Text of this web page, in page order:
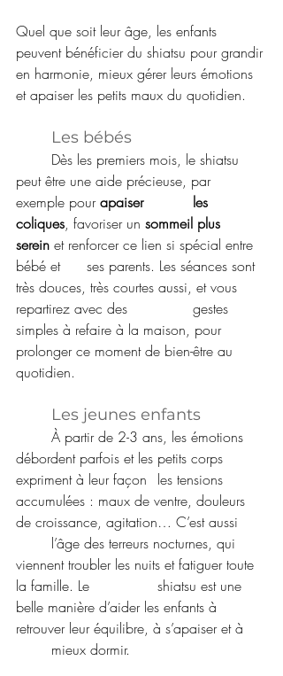
Quel que soit leur âge, les enfants
peuvent bénéficier du shiatsu pour grandir
en harmonie, mieux gérer leurs émotions
et apaiser les petits maux du quotidien.
	Les bébés
peut être une aide précieuse, par
exemple pour apaiser 		les
coliques, favoriser un sommeil plus
serein et renforcer ce lien si spécial entre
bébé et 	ses parents. Les séances sont
très douces, très courtes aussi, et vous
repartirez avec des 		gestes
simples à refaire à la maison, pour
prolonger ce moment de bien-être au
quotidien.
	Les jeunes enfants
débordent parfois et les petits corps
expriment à leur façon 	les tensions
accumulées : maux de ventre, douleurs
de croissance, agitation… C’est aussi
viennent troubler les nuits et fatiguer toute
la famille. Le 		shiatsu est une
belle manière d’aider les enfants à
retrouver leur équilibre, à s’apaiser et à
	mieux dormir.